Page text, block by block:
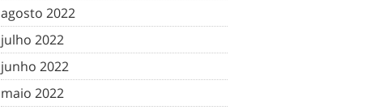
agosto 2022
julho 2022
junho 2022
maio 2022